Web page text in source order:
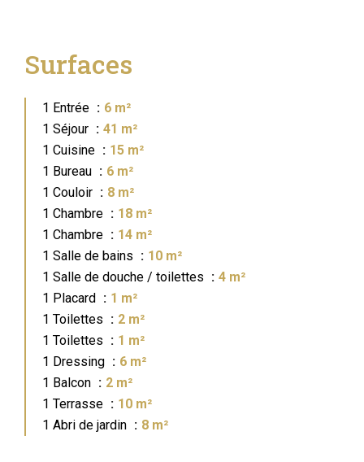
Surfaces
1 Entrée
6 m²
1 Séjour
41 m²
1 Cuisine
15 m²
1 Bureau
6 m²
1 Couloir
8 m²
1 Chambre
18 m²
1 Chambre
14 m²
1 Salle de bains
10 m²
1 Salle de douche / toilettes
4 m²
1 Placard
1 m²
1 Toilettes
2 m²
1 Toilettes
1 m²
1 Dressing
6 m²
1 Balcon
2 m²
1 Terrasse
10 m²
1 Abri de jardin
8 m²